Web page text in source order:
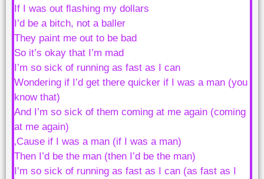
If I was out ﬂashing my dollars
I’d be a bitch, not a baller
They paint me out to be bad
So it’s okay that I’m mad
I’m so sick of running as fast as I can
Wondering if I’d get there quicker if I was a man (you
know that)
And I’m so sick of them coming at me again (coming
at me again)
‚Cause if I was a man (if I was a man)
Then I’d be the man (then I’d be the man)
I’m so sick of running as fast as I can (as fast as I